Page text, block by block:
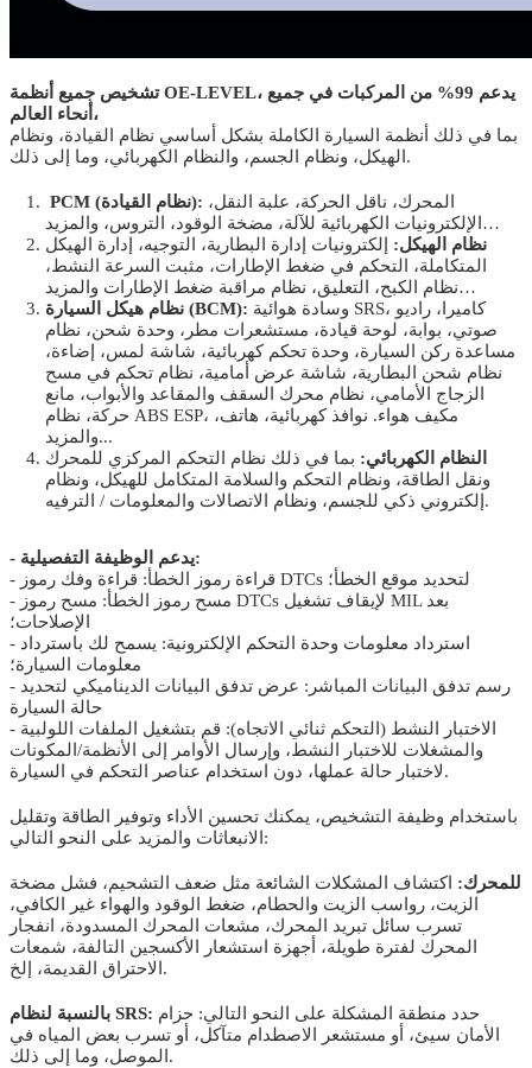
تشخيص جميع أنظمة OE-LEVEL، يدعم 99% من المركبات في جميع
أنحاء العالم،
بما في ذلك أنظمة السيارة الكاملة بشكل أساسي نظام القيادة، ونظام
الهيكل، ونظام الجسم، والنظام الكهربائي، وما إلى ذلك.
PCM (نظام القيادة): المحرك، ناقل الحركة، علبة النقل،
الإلكترونيات الكهربائية للآلة، مضخة الوقود، التروس، والمزيد…
نظام الهيكل:
إلكترونيات إدارة البطارية، التوجيه، إدارة الهيكل
المتكاملة، التحكم في ضغط الإطارات، مثبت السرعة النشط،
نظام الكبح، التعليق، نظام مراقبة ضغط الإطارات والمزيد…
نظام هيكل السيارة (BCM): وسادة هوائية SRS، كاميرا، راديو
صوتي، بوابة، لوحة قيادة، مستشعرات مطر، وحدة شحن، نظام
مساعدة ركن السيارة، وحدة تحكم كهربائية، شاشة لمس، إضاءة،
نظام شحن البطارية، شاشة عرض أمامية، نظام تحكم في مسح
الزجاج الأمامي، نظام محرك السقف والمقاعد والأبواب، مانع
حركة، نظام ABS ESP، مكيف هواء. نوافذ كهربائية، هاتف،
والمزيد...
النظام الكهربائي: بما في ذلك نظام التحكم المركزي للمحرك
ونقل الطاقة، ونظام التحكم والسلامة المتكامل للهيكل، ونظام
إلكتروني ذكي للجسم، ونظام الاتصالات والمعلومات / الترفيه.
- يدعم الوظيفة التفصيلية:
- قراءة رموز الخطأ: قراءة وفك رموز DTCs لتحديد موقع الخطأ؛
- مسح رموز الخطأ: مسح رموز DTCs لإيقاف تشغيل MIL بعد
الإصلاحات؛
- استرداد معلومات وحدة التحكم الإلكترونية: يسمح لك باسترداد
معلومات السيارة؛
- رسم تدفق البيانات المباشر: عرض تدفق البيانات الديناميكي لتحديد
حالة السيارة
- الاختبار النشط (التحكم ثنائي الاتجاه): قم بتشغيل الملفات اللولبية
والمشغلات للاختبار النشط، وإرسال الأوامر إلى الأنظمة/المكونات
لاختبار حالة عملها، دون استخدام عناصر التحكم في السيارة.
باستخدام وظيفة التشخيص، يمكنك تحسين الأداء وتوفير الطاقة وتقليل
الانبعاثات والمزيد على النحو التالي:
للمحرك: اكتشاف المشكلات الشائعة مثل ضعف التشحيم، فشل مضخة
الزيت، رواسب الزيت والحطام، ضغط الوقود والهواء غير الكافي،
تسرب سائل تبريد المحرك، مشعات المحرك المسدودة، انفجار
المحرك لفترة طويلة، أجهزة استشعار الأكسجين التالفة، شمعات
الاحتراق القديمة، إلخ.
بالنسبة لنظام SRS: حدد منطقة المشكلة على النحو التالي: حزام
الأمان سيئ، أو مستشعر الاصطدام متآكل، أو تسرب بعض المياه في
الموصل، وما إلى ذلك.